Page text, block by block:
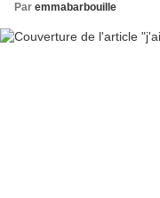
Par emmabarbouille